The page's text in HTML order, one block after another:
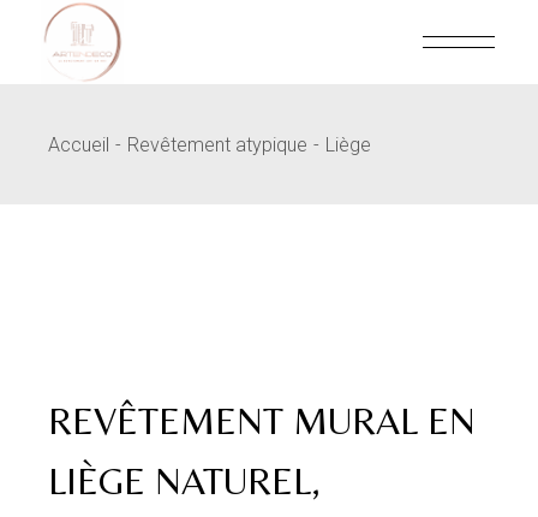
content
Accueil Revêtement atypique Liège
REVÊTEMENT MURAL EN
LIÈGE NATUREL,